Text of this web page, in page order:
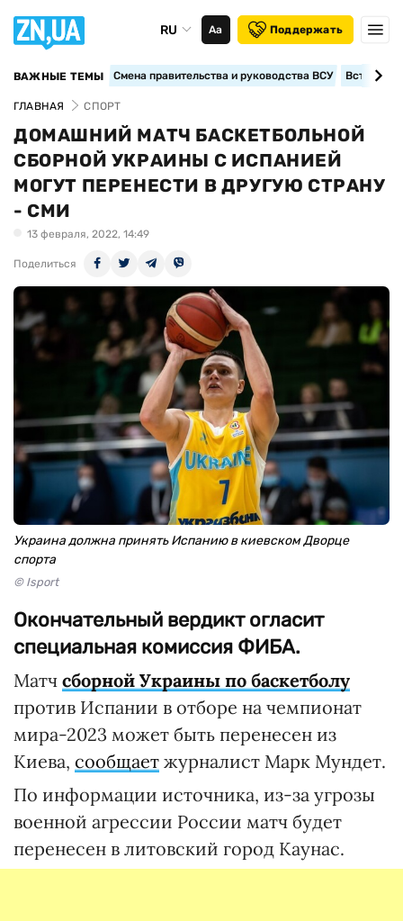
RU Аа Поддержать
ВАЖНЫЕ ТЕМЫ Смена правительства и руководства ВСУ
ГЛАВНАЯ СПОРТ
ДОМАШНИЙ МАТЧ БАСКЕТБОЛЬНОЙ
СБОРНОЙ УКРАИНЫ С ИСПАНИЕЙ
МОГУТ ПЕРЕНЕСТИ В ДРУГУЮ СТРАНУ
- СМИ
13 февраля, 2022, 14:49
Поделиться
Украина должна принять Испанию в киевском Дворце
спорта
© Isport
Окончательный вердикт огласит
специальная комиссия ФИБА.
Матч сборной Украины по баскетболу
против Испании в отборе на чемпионат
мира-2023 может быть перенесен из
Киева, сообщает журналист Марк Мундет.
По информации источника, из-за угрозы
военной агрессии России матч будет
перенесен в литовский город Каунас.